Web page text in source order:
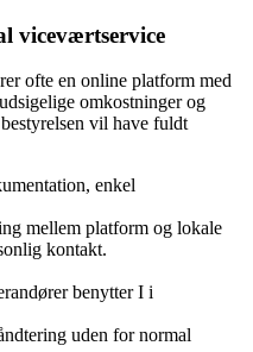
viceværtservice
ofte en online platform med
omkostninger og
vil have fuldt
enkel
mellem platform og lokale
kontakt.
benytter I i
uden for normal